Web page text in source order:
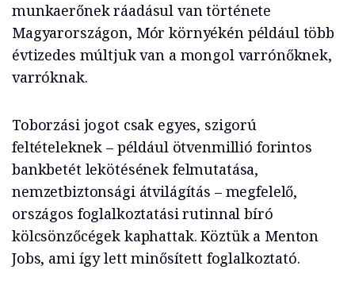
munkaerőnek ráadásul van története
Magyarországon, Mór környékén például több
évtizedes múltjuk van a mongol varrónőknek,
varróknak.
Toborzási jogot csak egyes, szigorú
feltételeknek – például ötvenmillió forintos
bankbetét lekötésének felmutatása,
nemzetbiztonsági átvilágítás – megfelelő,
országos foglalkoztatási rutinnal bíró
kölcsönzőcégek kaphattak. Köztük a Menton
Jobs, ami így lett minősített foglalkoztató.